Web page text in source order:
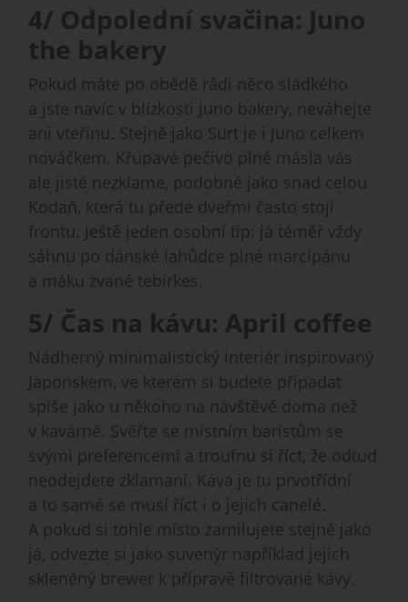
4/ Odpolední svačina: Juno
the bakery
Pokud máte po obědě rádi něco sladkého
a jste navíc v blízkosti Juno bakery, neváhejte
ani vteřinu. Stejně jako Surt je i Juno celkem
nováčkem. Křupavé pečivo plné másla vás
ale jistě nezklame, podobně jako snad celou
Kodaň, která tu přede dveřmi často stojí
frontu. Ještě jeden osobní tip: já téměř vždy
sáhnu po dánské lahůdce plné marcipánu
a máku zvané tebirkes.
5/ Čas na kávu: April coffee
Nádherný minimalistický interiér inspirovaný
Japonskem, ve kterém si budete připadat
spíše jako u někoho na návštěvě doma než
v kavárně. Svěřte se místním baristům se
svými preferencemi a troufnu si říct, že odtud
neodejdete zklamaní. Káva je tu prvotřídní
a to samé se musí říct i o jejich canelé.
A pokud si tohle místo zamilujete stejně jako
já, odvezte si jako suvenýr například jejich
skleněný brewer k přípravě filtrované kávy.